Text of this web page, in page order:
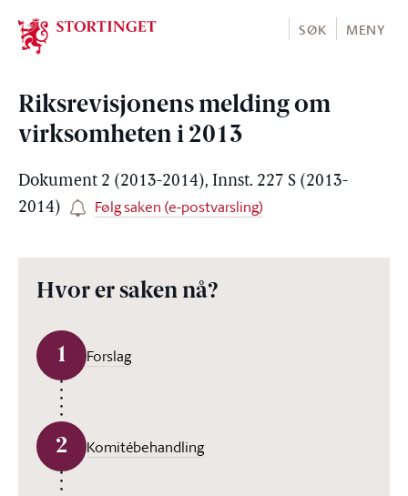
Stortinget.no
SØK MENY
Riksrevisjonens melding om
virksomheten i 2013
Dokument 2 (2013-2014), Innst. 227 S (2013-
2014)
Følg saken (e-postvarsling)
Hvor er saken nå?
1 Forslag
2 Komitébehandling